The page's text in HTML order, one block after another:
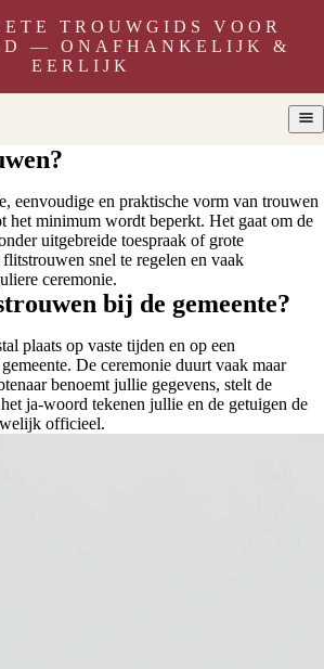
TROUWGIDS VOOR
— ONAFHANKELIJK &
EERLIJK
eenvoudige en praktische vorm van trouwen
het minimum wordt beperkt. Het gaat om de
uitgebreide toespraak of grote
snel te regelen en vaak
ceremonie.
bij de gemeente?
plaats op vaste tijden en op een
De ceremonie duurt vaak maar
benoemt jullie gegevens, stelt de
ja-woord tekenen jullie en de getuigen de
officieel.